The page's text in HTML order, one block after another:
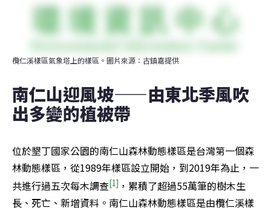
欖仁溪樣區氣象塔上的樣區。圖片來源：古鎮嘉提供
南仁山迎風坡——由東北季風吹
出多變的植被帶
位於墾丁國家公園的南仁山森林動態樣區是台灣第一個森
林動態樣區，從1989年樣區設立開始，到2019年為止，一
共進行過五次每木調查[1] ，累積了超過55萬筆的樹木生
長、死亡、新增資料。南仁山森林動態樣區是由欖仁溪樣